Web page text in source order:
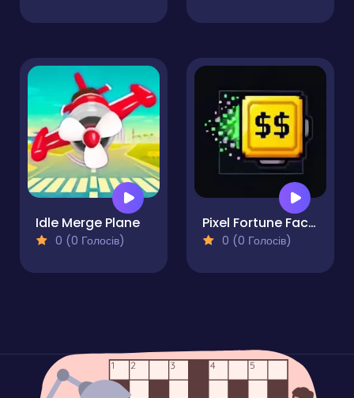
Idle Merge Plane
0 (0 Голосів)
Pixel Fortune Factory
0 (0 Голосів)